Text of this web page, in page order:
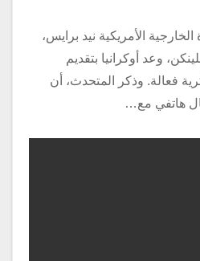
الأمريكية نيد برايس،
وعد أوكرانيا بتقديم
فعالة. وذكر المتحدث، أن
هاتفي مع…